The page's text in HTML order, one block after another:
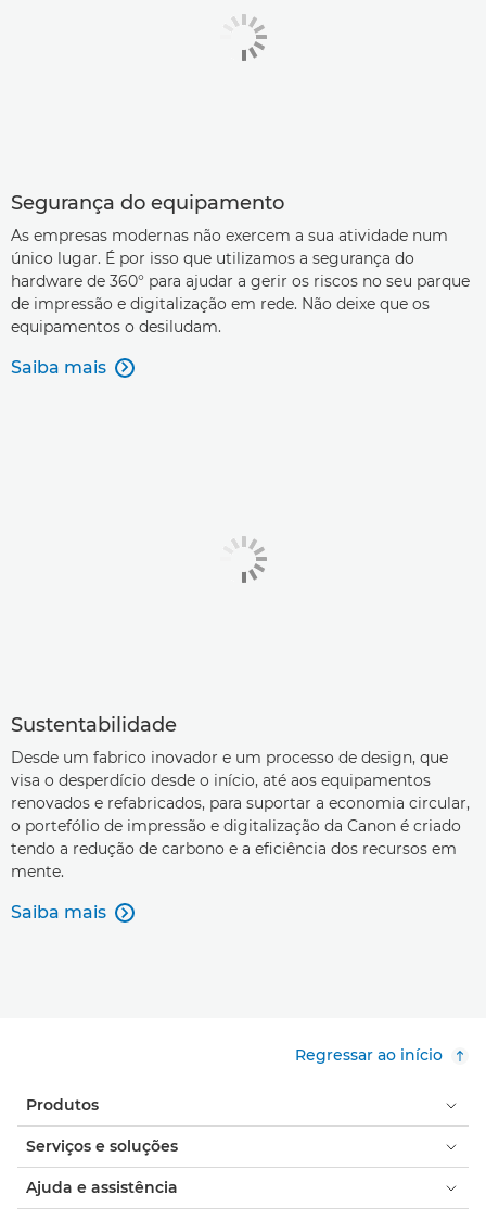
Segurança do equipamento
As empresas modernas não exercem a sua atividade num
único lugar. É por isso que utilizamos a segurança do
hardware de 360° para ajudar a gerir os riscos no seu parque
de impressão e digitalização em rede. Não deixe que os
equipamentos o desiludam.
Saiba mais 
Sustentabilidade
Desde um fabrico inovador e um processo de design, que
visa o desperdício desde o início, até aos equipamentos
renovados e refabricados, para suportar a economia circular,
o portefólio de impressão e digitalização da Canon é criado
tendo a redução de carbono e a eficiência dos recursos em
mente.
Saiba mais 
Regressar ao início
Produtos
Serviços e soluções
Ajuda e assistência